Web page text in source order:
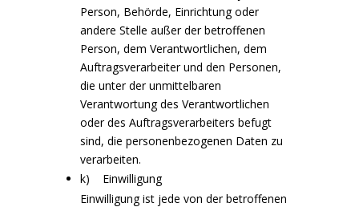
Person, Behörde, Einrichtung oder
andere Stelle außer der betroffenen
Person, dem Verantwortlichen, dem
Auftragsverarbeiter und den Personen,
die unter der unmittelbaren
Verantwortung des Verantwortlichen
oder des Auftragsverarbeiters befugt
sind, die personenbezogenen Daten zu
verarbeiten.
k) Einwilligung
Einwilligung ist jede von der betroffenen